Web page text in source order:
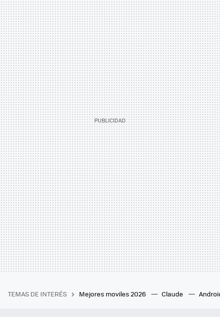
TEMAS DE INTERÉS Mejores moviles 2026 Claude